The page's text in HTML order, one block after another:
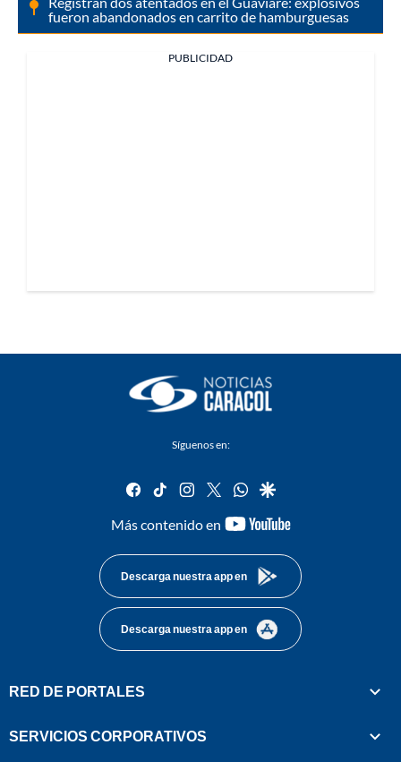
fueron abandonados en carrito de hamburguesas
PUBLICIDAD
Síguenos en:
facebook
tiktok instagram
twitterwhatsapp
google
Más contenido en
youtube-
Descarga nuestra app en
Descarga nuestra app en
RED DE PORTALES
SERVICIOS CORPORATIVOS